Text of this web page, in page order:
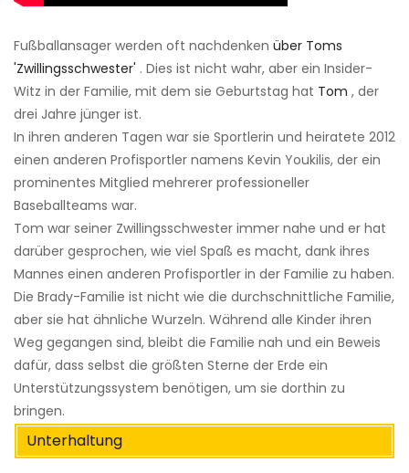
Fußballansager werden oft nachdenken über Toms
'Zwillingsschwester' . Dies ist nicht wahr, aber ein Insider-
Witz in der Familie, mit dem sie Geburtstag hat Tom , der
drei Jahre jünger ist.
In ihren anderen Tagen war sie Sportlerin und heiratete 2012
einen anderen Profisportler namens Kevin Youkilis, der ein
prominentes Mitglied mehrerer professioneller
Baseballteams war.
Tom war seiner Zwillingsschwester immer nahe und er hat
darüber gesprochen, wie viel Spaß es macht, dank ihres
Mannes einen anderen Profisportler in der Familie zu haben.
Die Brady-Familie ist nicht wie die durchschnittliche Familie,
aber sie hat ähnliche Wurzeln. Während alle Kinder ihren
Weg gegangen sind, bleibt die Familie nah und ein Beweis
dafür, dass selbst die größten Sterne der Erde ein
Unterstützungssystem benötigen, um sie dorthin zu
bringen.
Unterhaltung